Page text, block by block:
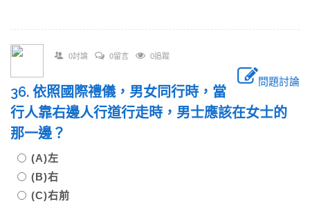
0討論 0留言 0追蹤
問題討論
36. 依照國際禮儀，男女同行時，當
行人靠右邊人行道行走時，男士應該在女士的
那一邊？
(A)左
(B)右
(C)右前